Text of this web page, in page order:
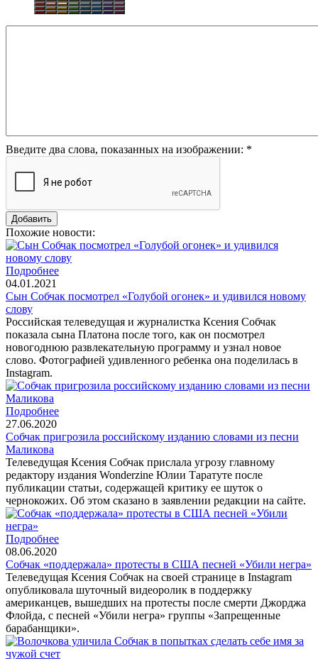
Введите два слова, показанных на изображении: *
Похожие новости:
Подробнее
04.01.2021
Сын Собчак посмотрел «Голубой огонек» и удивился новому
слову
Российская телеведущая и журналистка Ксения Собчак
показала сына Платона после того, как он посмотрел
новогоднюю развлекательную программу и узнал новое
слово. Фотографией удивленного ребенка она поделилась в
Instagram.
Подробнее
27.06.2020
Собчак пригрозила российскому изданию словами из песни
Маликова
Телеведущая Ксения Собчак прислала угрозу главному
редактору издания Wonderzine Юлии Таратуте после
публикации статьи, содержащей критику ее шуток о
чернокожих. Об этом сказано в заявлении редакции на сайте.
Подробнее
08.06.2020
Собчак «поддержала» протесты в США песней «Убили негра»
Телеведущая Ксения Собчак на своей странице в Instagram
опубликовала шуточный видеоролик в поддержку
американцев, вышедших на протесты после смерти Джорджа
Флойда, с песней «Убили негра» группы «Запрещенные
барабанщики».